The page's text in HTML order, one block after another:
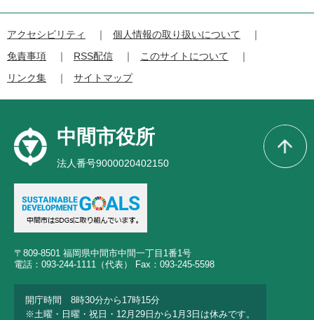
アクセシビリティ
個人情報の取り扱いについて
免責事項
RSS配信
このサイトについて
リンク集
サイトマップ
中間市役所
法人番号9000020402150
〒809-8501 福岡県中間市中間一丁目1番1号
電話：093-244-1111（代表） Fax：093-245-5598
開庁時間 8時30分から17時15分
※土曜・日曜・祝日・12月29日から1月3日は休みです。